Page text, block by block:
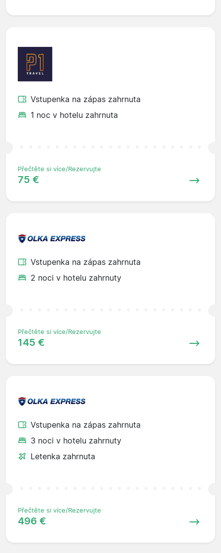
Vstupenka na zápas zahrnuta
1 noc v hotelu zahrnuta
Přečtěte si více/Rezervujte
75 €
Vstupenka na zápas zahrnuta
2 noci v hotelu zahrnuty
Přečtěte si více/Rezervujte
145 €
Vstupenka na zápas zahrnuta
3 noci v hotelu zahrnuty
Letenka zahrnuta
Přečtěte si více/Rezervujte
496 €